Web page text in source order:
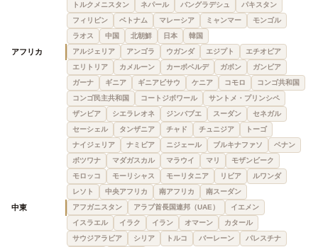
トルクメニスタン
ネパール バングラデシュ
パキスタン
フィリピン
ベトナム マレーシア ミャンマー
モンゴル
ラオス
中国 北朝鮮 日本 韓国
アフリカ アルジェリア アンゴラ ウガンダ エジプト
エチオピア
エリトリア
カメルーン カーボベルデ ガボン
ガンビア
ガーナ
ギニア ギニアビサウ ケニア コモロ
コンゴ共和国
コンゴ民主共和国
コートジボワール
サントメ・プリンシペ
ザンビア
シエラレオネ ジンバブエ スーダン
セネガル
セーシェル
タンザニア チャド チュニジア
トーゴ
ナイジェリア
ナミビア ニジェール ブルキナファソ
ベナン
ボツワナ
マダガスカル マラウイ マリ
モザンビーク
モロッコ
モーリシャス モーリタニア リビア
ルワンダ
レソト
中央アフリカ 南アフリカ 南スーダン
中東 アフガニスタン アラブ首長国連邦（UAE）
イエメン
イスラエル
イラク イラン オマーン
カタール
サウジアラビア
シリア トルコ バーレーン パレスチナ